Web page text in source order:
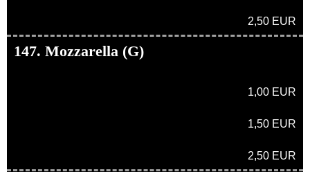
2,50 EUR
147. Mozzarella (G)
1,00 EUR
1,50 EUR
2,50 EUR